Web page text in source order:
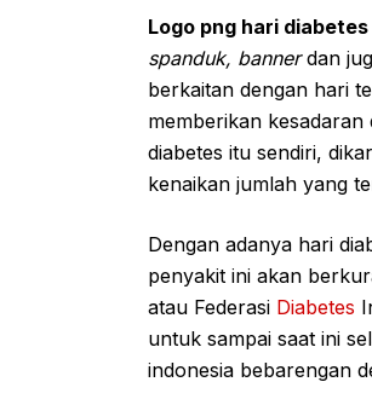
Logo png hari
spanduk, bannerdan
berkaitan dengan hari
memberikan
diabetes itu sendiri,
kenaikan jumlah yang
Dengan adanya hari
penyakit ini akan
atau Federasi Diabetes
untuk sampai saat ini
indonesia bebarengan